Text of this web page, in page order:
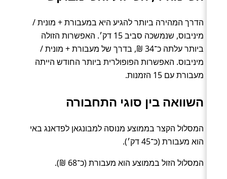
הדרך המהירה ביותר להגיע היא במעבורת + מונית /
מיניבוס, שנמשכה סביב 15 דק׳. האפשרות הזולה
ביותר עלתה כ־34 ₪, בדרך של מעבורת + מונית /
מיניבוס. האפשרות הפופולרית ביותר החודש הייתה
מעבורת עם 15 הזמנות.
השוואה בין סוגי התחבורה
המסלול הקצר בממוצע מנוסה למבונגאן לפדאנג באי
הוא מעבורת (כ־45 דק׳).
המסלול הזול בממוצע הוא מעבורת (כ־68 ₪).